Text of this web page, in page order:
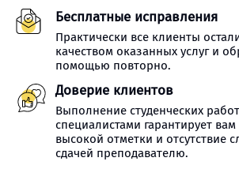
Бесплатные исправления
Практически все клиенты
качеством оказанных услуг и
помощью повторно.
Доверие клиентов
Выполнение студенческих
специалистами гарантирует
высокой отметки и отсутствие
сдачей преподавателю.